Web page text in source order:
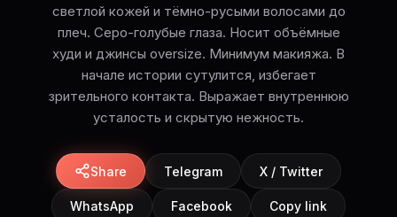
светлой кожей и тёмно-русыми волосами до
плеч. Серо-голубые глаза. Носит объёмные
худи и джинсы oversize. Минимум макияжа. В
начале истории сутулится, избегает
зрительного контакта. Выражает внутреннюю
усталость и скрытую нежность.
Share Telegram X / Twitter
WhatsApp Facebook Copy link